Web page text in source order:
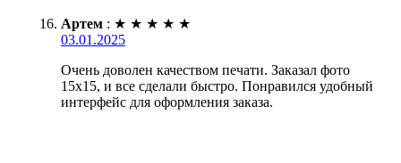
Артем : ★ ★ ★ ★ ★
03.01.2025
Очень доволен качеством печати. Заказал фото
15х15, и все сделали быстро. Понравился удобный
интерфейс для оформления заказа.